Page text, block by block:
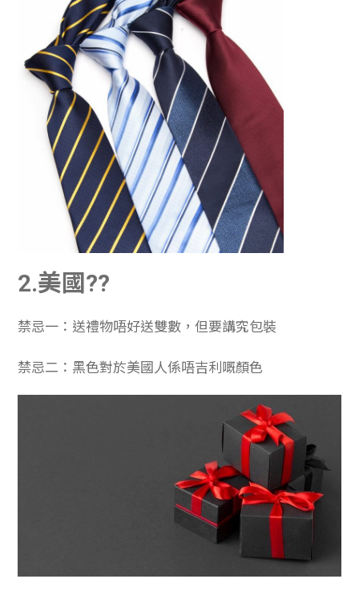
2.美國??
禁忌一：送禮物唔好送雙數，但要講究包裝
禁忌二：黑色對於美國人係唔吉利嘅顏色